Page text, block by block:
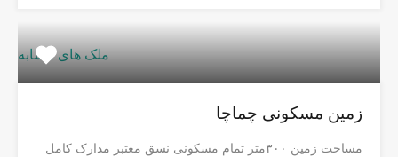
ملک های مشابه
زمین مسکونی چماچا
مساحت زمین ۳۰۰متر تمام مسکونی نسق معتبر مدارک کامل